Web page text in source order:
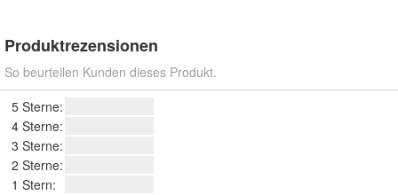
Produktrezensionen
So beurteilen Kunden dieses Produkt.
5 Sterne:
4 Sterne:
3 Sterne:
2 Sterne:
1 Stern: